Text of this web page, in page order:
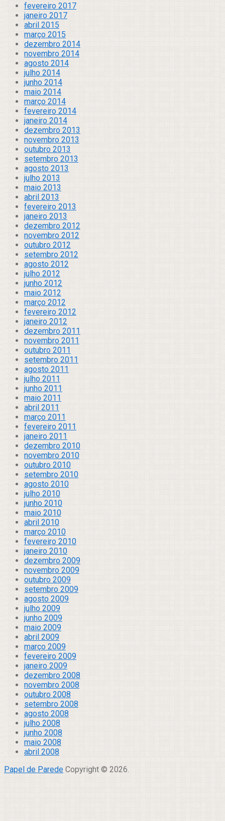
fevereiro 2017
janeiro 2017
abril 2015
março 2015
dezembro 2014
novembro 2014
agosto 2014
julho 2014
junho 2014
maio 2014
março 2014
fevereiro 2014
janeiro 2014
dezembro 2013
novembro 2013
outubro 2013
setembro 2013
agosto 2013
julho 2013
maio 2013
abril 2013
fevereiro 2013
janeiro 2013
dezembro 2012
novembro 2012
outubro 2012
setembro 2012
agosto 2012
julho 2012
junho 2012
maio 2012
março 2012
fevereiro 2012
janeiro 2012
dezembro 2011
novembro 2011
outubro 2011
setembro 2011
agosto 2011
julho 2011
junho 2011
maio 2011
abril 2011
março 2011
fevereiro 2011
janeiro 2011
dezembro 2010
novembro 2010
outubro 2010
setembro 2010
agosto 2010
julho 2010
junho 2010
maio 2010
abril 2010
março 2010
fevereiro 2010
janeiro 2010
dezembro 2009
novembro 2009
outubro 2009
setembro 2009
agosto 2009
julho 2009
junho 2009
maio 2009
abril 2009
março 2009
fevereiro 2009
janeiro 2009
dezembro 2008
novembro 2008
outubro 2008
setembro 2008
agosto 2008
julho 2008
junho 2008
maio 2008
abril 2008
Papel de Parede Copyright © 2026.